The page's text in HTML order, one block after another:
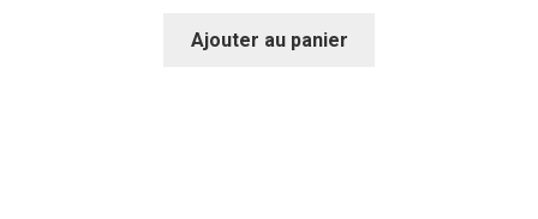
Ajouter au panier